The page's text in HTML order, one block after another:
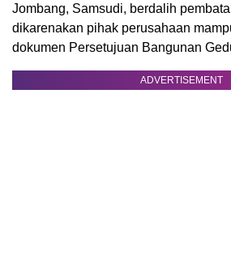
Jombang, Samsudi, berdalih
dikarenakan pihak perusahaan
dokumen Persetujuan Bangunan
ADVERTISEMENT